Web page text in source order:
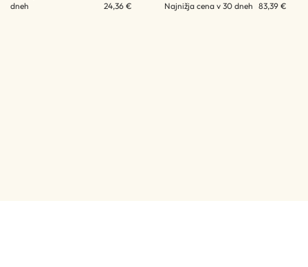
dneh
24,36 €
Najnižja cena v 30 dneh 83,39 €